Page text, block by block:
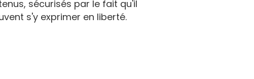
sécurisés par le fait qu'il
s'y exprimer en liberté.